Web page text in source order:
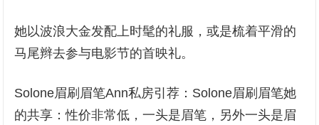
她以波浪大金发配上时髦的礼服，或是梳着平滑的
马尾辫去参与电影节的首映礼。
Solone眉刷眉笔Ann私房引荐：Solone眉刷眉笔她
的共享：性价非常低，一头是眉笔，另外一头是眉